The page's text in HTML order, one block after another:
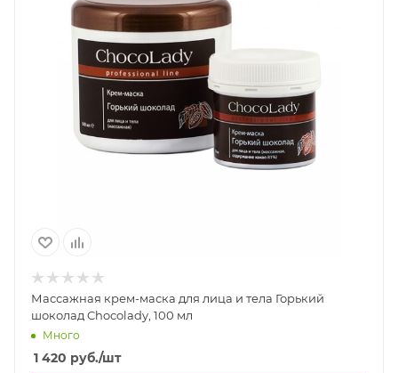
Массажная крем-маска для лица и тела Горький
шоколад Chocolady, 100 мл
Много
1 420 руб./шт